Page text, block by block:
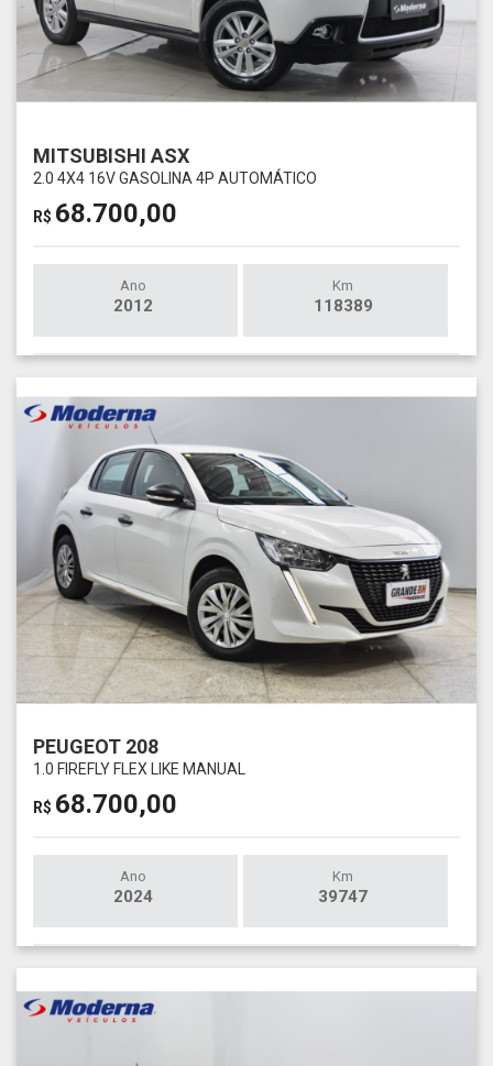
MITSUBISHI ASX
2.0 4X4 16V GASOLINA 4P AUTOMÁTICO
R$ 68.700,00
Ano
2012
Km
118389
PEUGEOT 208
1.0 FIREFLY FLEX LIKE MANUAL
R$ 68.700,00
Ano
2024
Km
39747